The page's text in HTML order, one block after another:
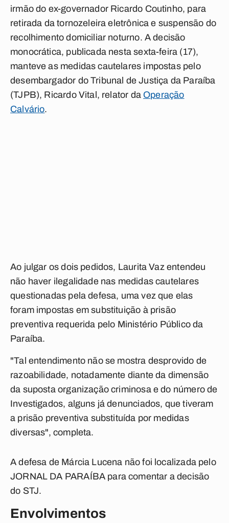
irmão do ex-governador Ricardo Coutinho, para
retirada da tornozeleira eletrônica e suspensão do
recolhimento domiciliar noturno. A decisão
monocrática, publicada nesta sexta-feira (17),
manteve as medidas cautelares impostas pelo
desembargador do Tribunal de Justiça da Paraíba
(TJPB), Ricardo Vital, relator da Operação
Calvário.
Ao julgar os dois pedidos, Laurita Vaz entendeu
não haver ilegalidade nas medidas cautelares
questionadas pela defesa, uma vez que elas
foram impostas em substituição à prisão
preventiva requerida pelo Ministério Público da
Paraíba.
"Tal entendimento não se mostra desprovido de
razoabilidade, notadamente diante da dimensão
da suposta organização criminosa e do número de
Investigados, alguns já denunciados, que tiveram
a prisão preventiva substituída por medidas
diversas", completa.
A defesa de Márcia Lucena não foi localizada pelo
JORNAL DA PARAÍBA para comentar a decisão
do STJ.
Envolvimentos